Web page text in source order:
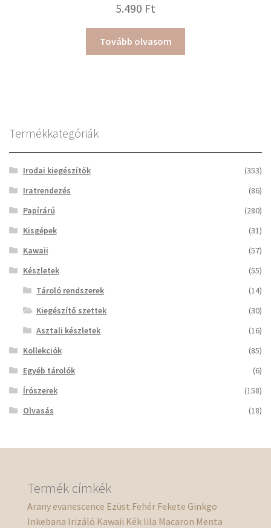
5.490 Ft
Tovább olvasom
Termékkategóriák
Irodai kiegészítők
(353)
Iratrendezés
(86)
Papírárú
(280)
Kisgépek
(31)
Kawaii
(57)
Készletek
(55)
Tároló rendszerek
(14)
Kiegészítő szettek
(30)
Asztali készletek
(16)
Kollekciók
(85)
Egyéb tárolók
(6)
Írószerek
(158)
Olvasás
(18)
Termék címkék
Arany evanescence Ezüst Fehér Fekete Ginkgo
Inkebana Irizáló Kawaii Kék lila Macaron Menta